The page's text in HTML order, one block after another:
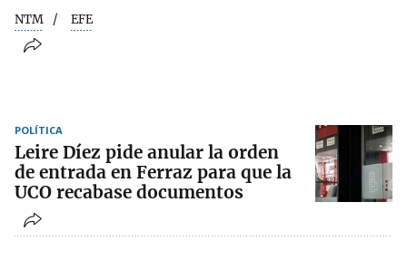
NTM EFE
POLÍTICA
Leire Díez pide anular la orden
de entrada en Ferraz para que la
UCO recabase documentos